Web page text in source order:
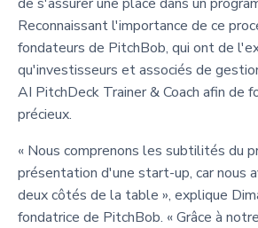
Reconnaissant l'importance de ce
fondateurs de PitchBob, qui ont de
qu'investisseurs et associés de
AI PitchDeck Trainer & Coach afin de
précieux.
« Nous comprenons les subtilités du
présentation d'une start-up, car nous
deux côtés de la table », explique
fondatrice de PitchBob. « Grâce à